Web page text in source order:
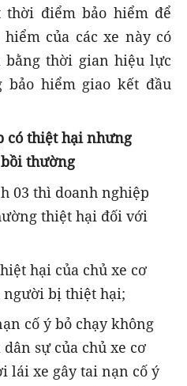
thời điểm bảo hiểm để
của các xe này có
bằng thời gian hiệu lực
bảo hiểm giao kết đầu
có thiệt hại nhưng
thường
03 thì doanh nghiệp
thiệt hại đối với
hại của chủ xe cơ
bị thiệt hại;
cố ý bỏ chạy không
sự của chủ xe cơ
lái xe gây tai nạn cố ý